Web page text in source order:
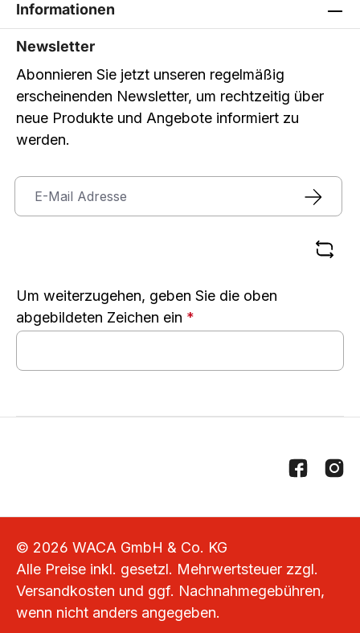
Informationen
Newsletter
Abonnieren Sie jetzt unseren regelmäßig
erscheinenden Newsletter, um rechtzeitig über
neue Produkte und Angebote informiert zu
werden.
Um weiterzugehen, geben Sie die oben
abgebildeten Zeichen ein *
© 2026 WACA GmbH & Co. KG
Alle Preise inkl. gesetzl. Mehrwertsteuer zzgl.
Versandkosten und ggf. Nachnahmegebühren,
wenn nicht anders angegeben.